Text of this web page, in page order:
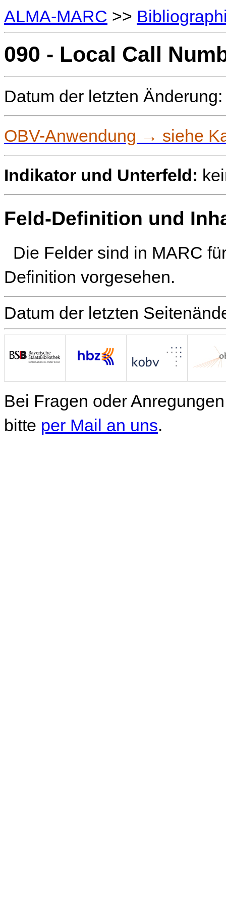
ALMA-MARC >>
090 - Local Call
Datum der letzten
OBV-Anwendung → siehe
Indikator und Unterfeld:
Feld-Definition und
Die Felder sind in MARC
Definition vorgesehen.
Datum der letzten
Bei Fragen oder
bitte per Mail an uns.